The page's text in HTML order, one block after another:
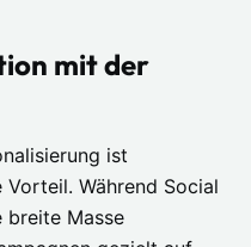
mit der
ist
Während Social
breite Masse